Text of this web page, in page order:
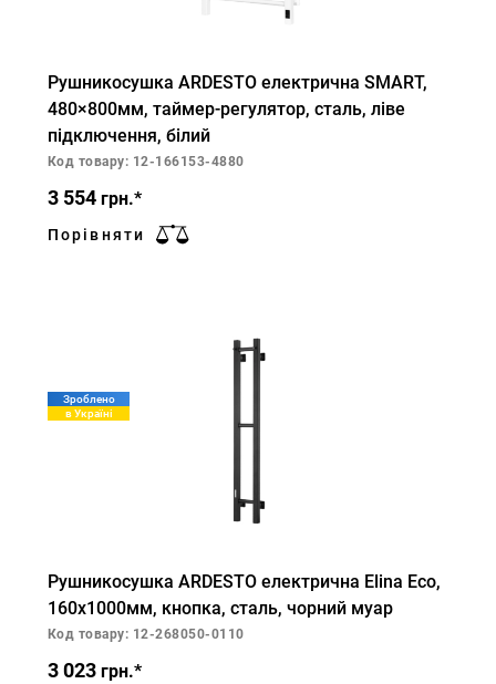
Рушникосушка ARDESTO електрична SMART,
480×800мм, таймер-регулятор, сталь, ліве
підключення, білий
Код товару: 12-166153-4880
3 554 грн.*
Порівняти
Зроблено
в Україні
Рушникосушка ARDESTO електрична Elina Eco,
160х1000мм, кнопка, сталь, чорний муар
Код товару: 12-268050-0110
3 023 грн.*